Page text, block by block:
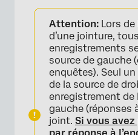
Attention: Lors de
d’une jointure,
enregistrements
source de gauche
enquêtes). Seul
de la source de
enregistrement de
gauche (réponses
joint. Si vous